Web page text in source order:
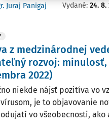
Juraj Panigaj Vydané: 24. 8.
z medzinárodnej
rozvoj:
2022)
niekde nájsť pozitíva vo
je to objavovanie
vo všeobecnosti, ako